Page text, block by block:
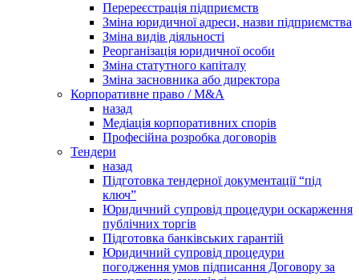
Перереєстрація підприємств
Зміна юридичної адреси, назви підприємства
Зміна видів діяльності
Реорганізація юридичної особи
Зміна статутного капіталу
Зміна засновника або директора
Корпоративне право / M&A
назад
Медіація корпоративних спорів
Професійна розробка договорів
Тендери
назад
Підготовка тендерної документації “під
ключ”
Юридичний супровід процедури оскарження
публічних торгів
Підготовка банківських гарантій
Юридичний супровід процедури
погодження умов підписання Договору за